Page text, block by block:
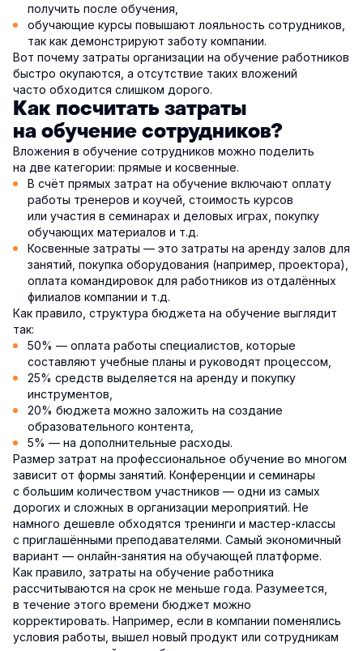
получить после обучения,
обучающие курсы повышают лояльность сотрудников,
так как демонстрируют заботу компании.
Вот почему затраты организации на обучение работников
быстро окупаются, а отсутствие таких вложений
часто обходится слишком дорого.
Как посчитать затраты
на обучение сотрудников?
Вложения в обучение сотрудников можно поделить
на две категории: прямые и косвенные.
В счёт прямых затрат на обучение включают оплату
работы тренеров и коучей, стоимость курсов
или участия в семинарах и деловых играх, покупку
обучающих материалов и т.д.
Косвенные затраты — это затраты на аренду залов для
занятий, покупка оборудования (например, проектора),
оплата командировок для работников из отдалённых
филиалов компании и т.д.
Как правило, структура бюджета на обучение выглядит
так:
50% — оплата работы специалистов, которые
составляют учебные планы и руководят процессом,
25% средств выделяется на аренду и покупку
инструментов,
20% бюджета можно заложить на создание
образовательного контента,
5% — на дополнительные расходы.
Размер затрат на профессиональное обучение во многом
зависит от формы занятий. Конференции и семинары
с большим количеством участников — одни из самых
дорогих и сложных в организации мероприятий. Не
намного дешевле обходятся тренинги и мастер-классы
с приглашёнными преподавателями. Самый экономичный
вариант — онлайн-занятия на обучающей платформе.
Как правило, затраты на обучение работника
рассчитываются на срок не меньше года. Разумеется,
в течение этого времени бюджет можно
корректировать. Например, если в компании поменялись
условия работы, вышел новый продукт или сотрудникам